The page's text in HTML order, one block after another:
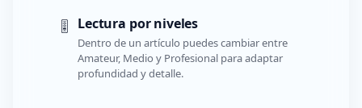
🎚️ Lectura por niveles
Dentro de un artículo puedes cambiar entre
Amateur, Medio y Profesional para adaptar
profundidad y detalle.